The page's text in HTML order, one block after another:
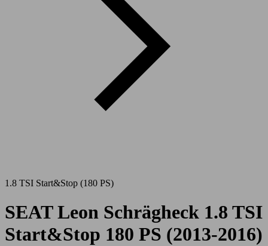
1.8 TSI Start&Stop (180 PS)
SEAT Leon Schrägheck 1.8 TSI
Start&Stop 180 PS (2013-2016)